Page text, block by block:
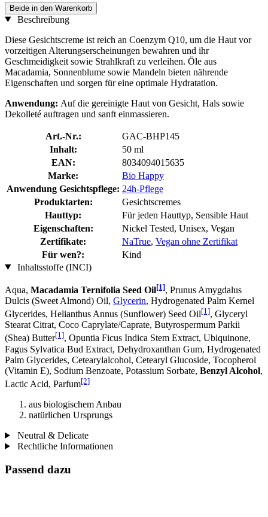
Beide in den Warenkorb
Beschreibung
Diese Gesichtscreme ist reich an Coenzym Q10, um die Haut vor
vorzeitigen Alterungserscheinungen bewahren und ihr
Geschmeidigkeit sowie Strahlkraft zu verleihen. Öle aus
Macadamia, Sonnenblume sowie Mandeln bieten nährende
Eigenschaften und sorgen für eine optimale Hydratation.
Anwendung: Auf die gereinigte Haut von Gesicht, Hals sowie
Dekolleté auftragen und sanft einmassieren.
Art.-Nr.:
GAC-BHP145
Inhalt:
50 ml
EAN:
8034094015635
Marke:
Bio Happy
Anwendung Gesichtspflege: 24h-Pflege
Produktarten:
Gesichtscremes
Hauttyp:
Für jeden Hauttyp, Sensible Haut
Eigenschaften:
Nickel Tested, Unisex, Vegan
Zertifikate:
NaTrue, Vegan ohne Zertifikat
Für wen?:
Kind
Inhaltsstoffe (INCI)
Aqua, Macadamia Ternifolia Seed Oil[1], Prunus Amygdalus
Dulcis (Sweet Almond) Oil, Glycerin, Hydrogenated Palm Kernel
Glycerides, Helianthus Annus (Sunflower) Seed Oil[1], Glyceryl
Stearat Citrat, Coco Caprylate/Caprate, Butyrospermum Parkii
(Shea) Butter[1], Opuntia Ficus Indica Stem Extract, Ubiquinone,
Fagus Sylvatica Bud Extract, Dehydroxanthan Gum, Hydrogenated
Palm Glycerides, Cetearylalcohol, Cetearyl Glucoside, Tocopherol
(Vitamin E), Sodium Benzoate, Potassium Sorbate, Benzyl Alcohol,
Lactic Acid, Parfum[2]
aus biologischem Anbau
natürlichen Ursprungs
Neutral & Delicate
Rechtliche Informationen
Passend dazu